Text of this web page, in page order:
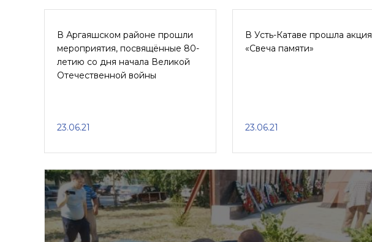
В Аргаяшском районе прошли
мероприятия, посвящённые 80-
летию со дня начала Великой
Отечественной войны
23.06.21
В Усть-Катаве прошла акция
«Свеча памяти»
23.06.21